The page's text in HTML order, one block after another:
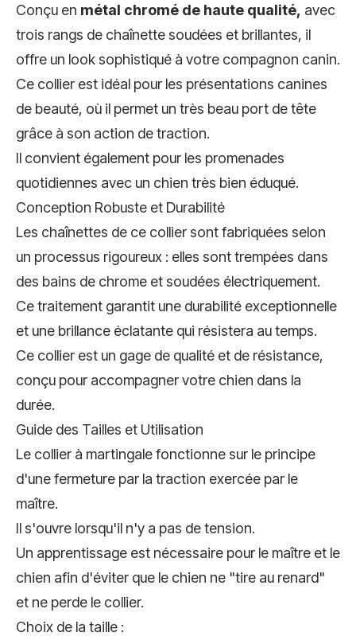
Conçu en métal chromé de haute qualité, avec
trois rangs de chaînette soudées et brillantes, il
offre un look sophistiqué à votre compagnon canin.
Ce collier est idéal pour les présentations canines
de beauté, où il permet un très beau port de tête
grâce à son action de traction.
Il convient également pour les promenades
quotidiennes avec un chien très bien éduqué.
Conception Robuste et Durabilité
Les chaînettes de ce collier sont fabriquées selon
un processus rigoureux : elles sont trempées dans
des bains de chrome et soudées électriquement.
Ce traitement garantit une durabilité exceptionnelle
et une brillance éclatante qui résistera au temps.
Ce collier est un gage de qualité et de résistance,
conçu pour accompagner votre chien dans la
durée.
Guide des Tailles et Utilisation
Le collier à martingale fonctionne sur le principe
d'une fermeture par la traction exercée par le
maître.
Il s'ouvre lorsqu'il n'y a pas de tension.
Un apprentissage est nécessaire pour le maître et le
chien afin d'éviter que le chien ne "tire au renard"
et ne perde le collier.
Choix de la taille :